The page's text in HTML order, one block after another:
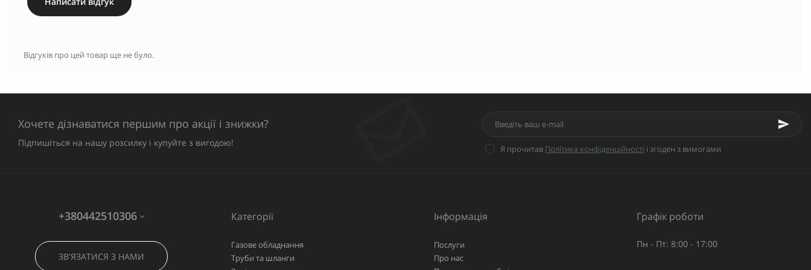
Відгуків про цей товар ще не було.
Хочете дізнаватися першим про акції і знижки?
Підпишіться на нашу розсилку і купуйте з вигодою!
Я прочитав Політика конфіденційності і згоден з вимогами
+380442510306
ЗВ'ЯЗАТИСЯ З НАМИ
Категорії
Газове обладнання
Труби та шланги
Інформація
Послуги
Про нас
Графік роботи
Пн - Пт: 8:00 - 17:00